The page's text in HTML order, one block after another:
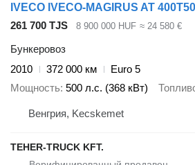
IVECO IVECO-MAGIRUS AT
261 700 TJS
8 900 000 HUF ≈ 24 580 €
Бункеровоз
2010
372 000 км
Euro 5
Мощность 500 л.с. (368 кВт)
Венгрия, Kecskemet
TEHER-TRUCK KFT.